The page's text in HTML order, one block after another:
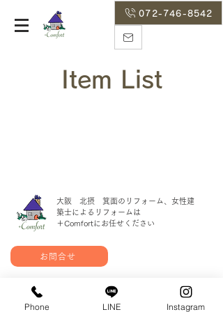
072-746-8542
Item List
大阪 北摂 箕面のリフォーム、女性建
築士によるリフォームは
＋Comfortにお任せください
お問合せ
minoh@pluscomfort-renove.com
072－746－8542
Phone LINE Instagram